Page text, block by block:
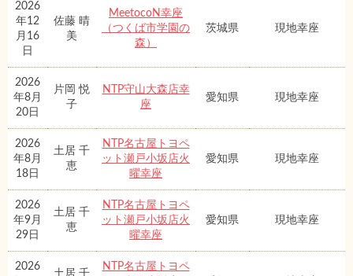
2026
年12
月16
日
佐藤 晴
美
MeetocoN幸座
（つくば市学園の
森）
茨城県 現地幸座
2026
年8月
20日
片岡 悦
子
NTP守山大森店幸
座
愛知県 現地幸座
2026
年8月
18日
土居 千
恵
NTP名古屋トヨペ
ット瀬戸小坂店火
曜幸座
愛知県 現地幸座
2026
年9月
29日
土居 千
恵
NTP名古屋トヨペ
ット瀬戸小坂店火
曜幸座
愛知県 現地幸座
2026
土居 千
NTP名古屋トヨペ